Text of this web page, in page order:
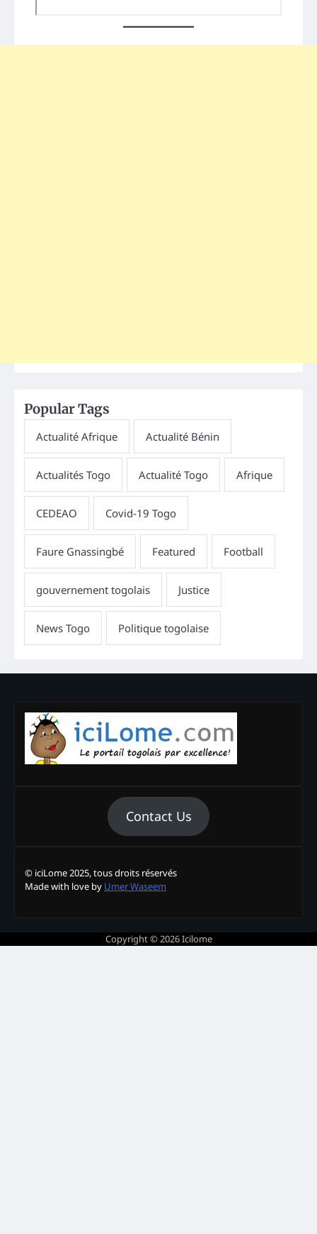
Popular Tags
Contact Us
© iciLome 2025, tous droits réservés
Made with love by Umer Waseem
Copyright © 2026Icilome